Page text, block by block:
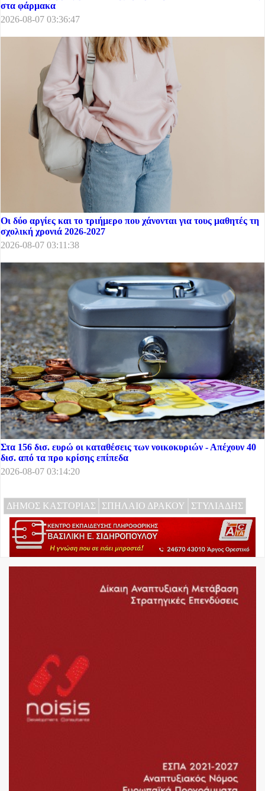
στα φάρμακα
2026-08-07 03:36:47
Οι δύο αργίες και το τριήμερο που χάνονται για τους μαθητές τη
σχολική χρονιά 2026-2027
2026-08-07 03:11:38
Στα 156 δισ. ευρώ οι καταθέσεις των νοικοκυριών - Απέχουν 40
δισ. από τα προ κρίσης επίπεδα
2026-08-07 03:14:20
ΔΗΜΟΣ ΚΑΣΤΟΡΙΑΣ ΣΠΗΛΑΙΟ ΔΡΑΚΟΥ ΣΤΥΛΙΑΔΗΣ